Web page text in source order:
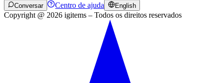
Conversar Centro de ajuda English
Copyright @ 2026 igitems – Todos os direitos reservados